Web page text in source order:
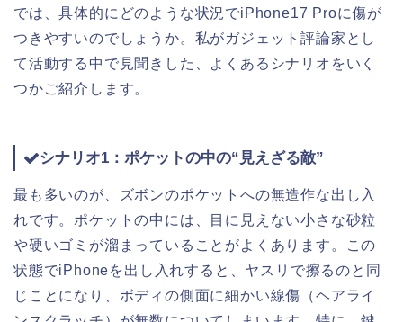
では、具体的にどのような状況でiPhone17 Proに傷が
つきやすいのでしょうか。私がガジェット評論家とし
て活動する中で見聞きした、よくあるシナリオをいく
つかご紹介します。
シナリオ1：ポケットの中の“見えざる敵”
最も多いのが、ズボンのポケットへの無造作な出し入
れです。ポケットの中には、目に見えない小さな砂粒
や硬いゴミが溜まっていることがよくあります。この
状態でiPhoneを出し入れすると、ヤスリで擦るのと同
じことになり、ボディの側面に細かい線傷（ヘアライ